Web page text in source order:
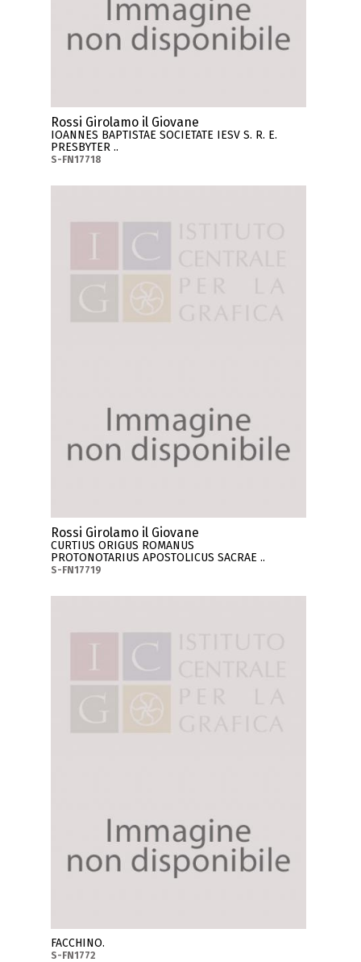
Rossi Girolamo il Giovane
IOANNES BAPTISTAE SOCIETATE IESV S. R. E.
PRESBYTER ..
S-FN17718
Rossi Girolamo il Giovane
CURTIUS ORIGUS ROMANUS
PROTONOTARIUS APOSTOLICUS SACRAE ..
S-FN17719
FACCHINO.
S-FN1772